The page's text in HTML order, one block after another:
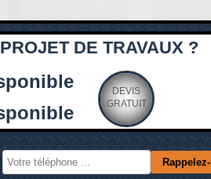
DE TRAVAUX ?
DEVIS
GRATUIT